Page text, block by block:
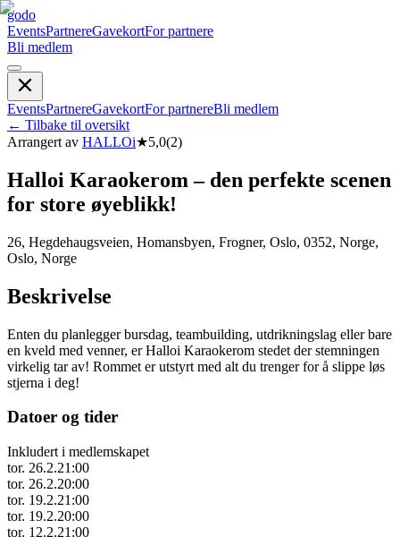
godo
EventsPartnereGavekortFor partnere
Bli medlem
EventsPartnereGavekortFor partnereBli medlem
← Tilbake til oversikt
Arrangert av HALLOi★5,0(2)
Halloi Karaokerom – den perfekte scenen
for store øyeblikk!
26, Hegdehaugsveien, Homansbyen, Frogner, Oslo, 0352, Norge,
Oslo, Norge
Beskrivelse
Enten du planlegger bursdag, teambuilding, utdrikningslag eller bare
en kveld med venner, er Halloi Karaokerom stedet der stemningen
virkelig tar av! Rommet er utstyrt med alt du trenger for å slippe løs
stjerna i deg!
Datoer og tider
Inkludert i medlemskapet
tor. 26.2.21:00
tor. 26.2.20:00
tor. 19.2.21:00
tor. 19.2.20:00
tor. 12.2.21:00